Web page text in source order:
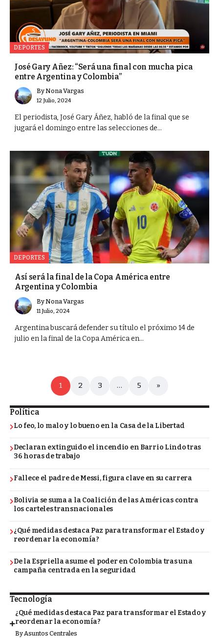
DEPORTES
José Gary Añez: “Será una final con mucha pica
entre Argentina y Colombia”
ByNona Vargas
12 Julio, 2024
El periodista, José Gary Áñez, habló de la final que se
jugará el domingo entre las selecciones de...
DEPORTES
Así será la final de la Copa América entre
Argentina y Colombia
ByNona Vargas
11 Julio, 2024
Argentina buscará defender su título el próximo 14 de
julio en la final de la Copa América en...
1 2 3 … 5 »
Política
Lo feo, lo malo y lo bueno en la Casa de la Libertad
Declaran extinguido el incendio en Barrio Lindo tras
36 horas de trabajo
Fallece el padre de Messi, figura clave en su carrera
Bolivia se suma a la Coalición de las Américas contra
los carteles transnacionales
¿Qué medidas destaca Paz para transformar el Estado y
reordenar la economía?
De la Espriella asume el poder en Colombia tras una
campaña centrada en la seguridad
Tecnología
¿Qué medidas destaca Paz para transformar el Estado y
reordenar la economía?
ByAsuntos Centrales